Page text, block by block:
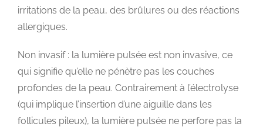
irritations de la peau, des brûlures ou des réactions
allergiques.
Non invasif : la lumière pulsée est non invasive, ce
qui signifie qu’elle ne pénètre pas les couches
profondes de la peau. Contrairement à l’électrolyse
(qui implique l’insertion d’une aiguille dans les
follicules pileux), la lumière pulsée ne perfore pas la